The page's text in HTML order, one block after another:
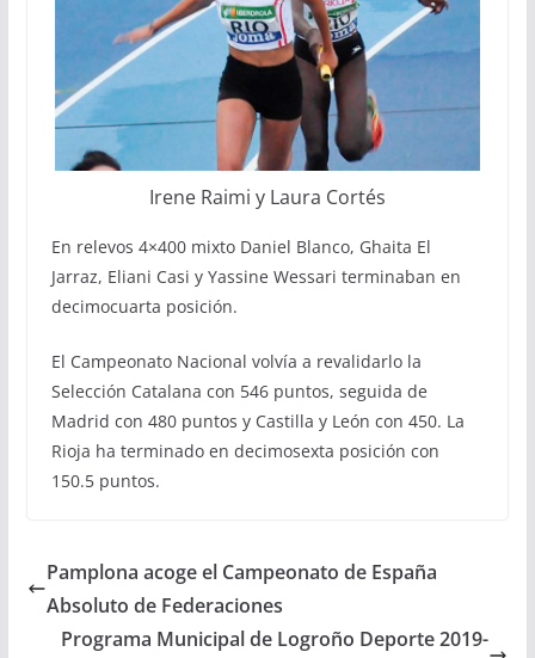
Irene Raimi y Laura Cortés
En relevos 4×400 mixto Daniel Blanco, Ghaita El
Jarraz, Eliani Casi y Yassine Wessari terminaban en
decimocuarta posición.
El Campeonato Nacional volvía a revalidarlo la
Selección Catalana con 546 puntos, seguida de
Madrid con 480 puntos y Castilla y León con 450. La
Rioja ha terminado en decimosexta posición con
150.5 puntos.
Pamplona acoge el Campeonato de España
Absoluto de Federaciones
Programa Municipal de Logroño Deporte 2019-